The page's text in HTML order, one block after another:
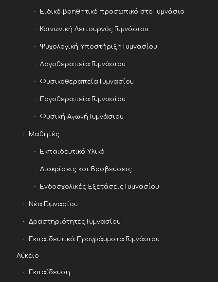
Ειδικό βοηθητικό προσωπικό στο Γυμνάσιο
Κοινωνική Λειτουργός Γυμνάσιου
Ψυχολογική Υποστήριξη Γυμνασίου
Λογοθεραπεία Γυμνάσιου
Φυσικοθεραπεία Γυμνασίου
Εργοθεραπεία Γυμνασίου
Φυσική Αγωγή Γυμνάσιου
Μαθητές
Εκπαιδευτικό Υλικό
Διακρίσεις και Βραβεύσεις
Ενδοσχολικές Εξετάσεις Γυμνασίου
Νέα Γυμνασίου
Δραστηριότητες Γυμνασίου
Εκπαιδευτικά Προγράμματα Γυμνάσιου
Λύκειο
Εκπαίδευση